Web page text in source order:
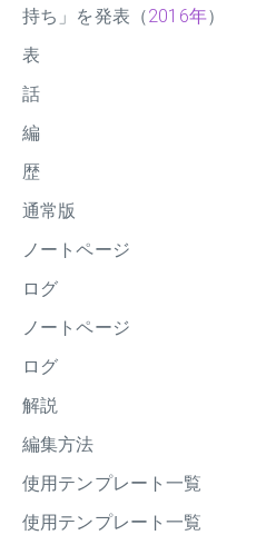
持ち」を発表（2016年）
表
話
編
歴
通常版
ノートページ
ログ
ノートページ
ログ
解説
編集方法
使用テンプレート一覧
使用テンプレート一覧